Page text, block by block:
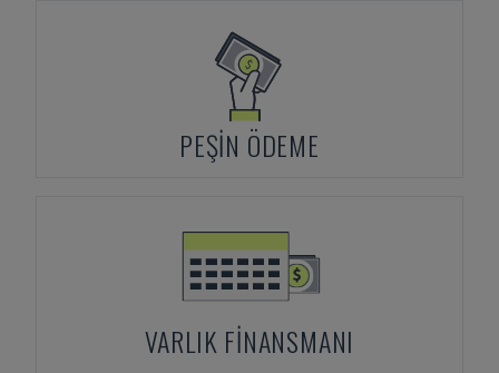
PEŞIN ÖDEME
VARLIK FINANSMANI